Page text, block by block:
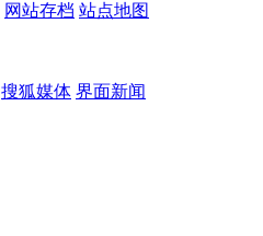
网站存档 站点地图
搜狐媒体 界面新闻